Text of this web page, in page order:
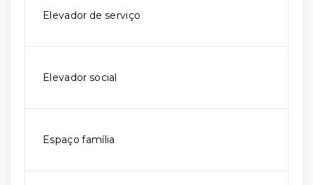
Elevador de serviço
Elevador social
Espaço família